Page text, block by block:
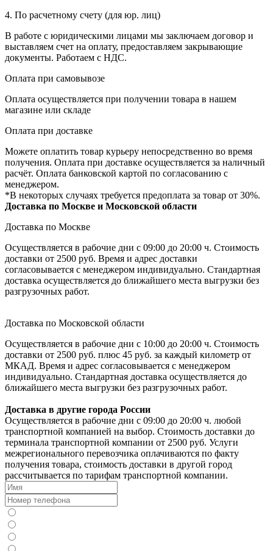
4. По расчетному счету (для юр. лиц)
В работе с юридическими лицами мы заключаем договор и
выставляем счет на оплату, предоставляем закрывающие
документы. Работаем с НДС.
Оплата при самовывозе
Оплата осуществляется при получении товара в нашем
магазине или складе
Оплата при доставке
Можете оплатить товар курьеру непосредственно во время
получения. Оплата при доставке осуществляется за наличный
расчёт. Оплата банковской картой по согласованию с
менеджером.
*В некоторых случаях требуется предоплата за товар от 30%.
Доставка по Москве и Московской области
Доставка по Москве
Осуществляется в рабочие дни с 09:00 до 20:00 ч. Стоимость
доставки от 2500 руб. Время и адрес доставки
согласовывается с менеджером индивидуально. Стандартная
доставка осуществляется до ближайшего места выгрузки без
разгрузочных работ.
Доставка по Московской области
Осуществляется в рабочие дни с 10:00 до 20:00 ч. Стоимость
доставки от 2500 руб. плюс 45 руб. за каждый километр от
МКАД. Время и адрес согласовывается с менеджером
индивидуально. Стандартная доставка осуществляется до
ближайшего места выгрузки без разгрузочных работ.
Доставка в другие города России
Осуществляется в рабочие дни с 09:00 до 20:00 ч. любой
транспортной компанией на выбор. Стоимость доставки до
терминала транспортной компании от 2500 руб. Услуги
межрегионального перевозчика оплачиваются по факту
получения товара, стоимость доставки в другой город
рассчитывается по тарифам транспортной компании.